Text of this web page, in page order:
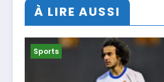
À LIRE AUSSI
Sports